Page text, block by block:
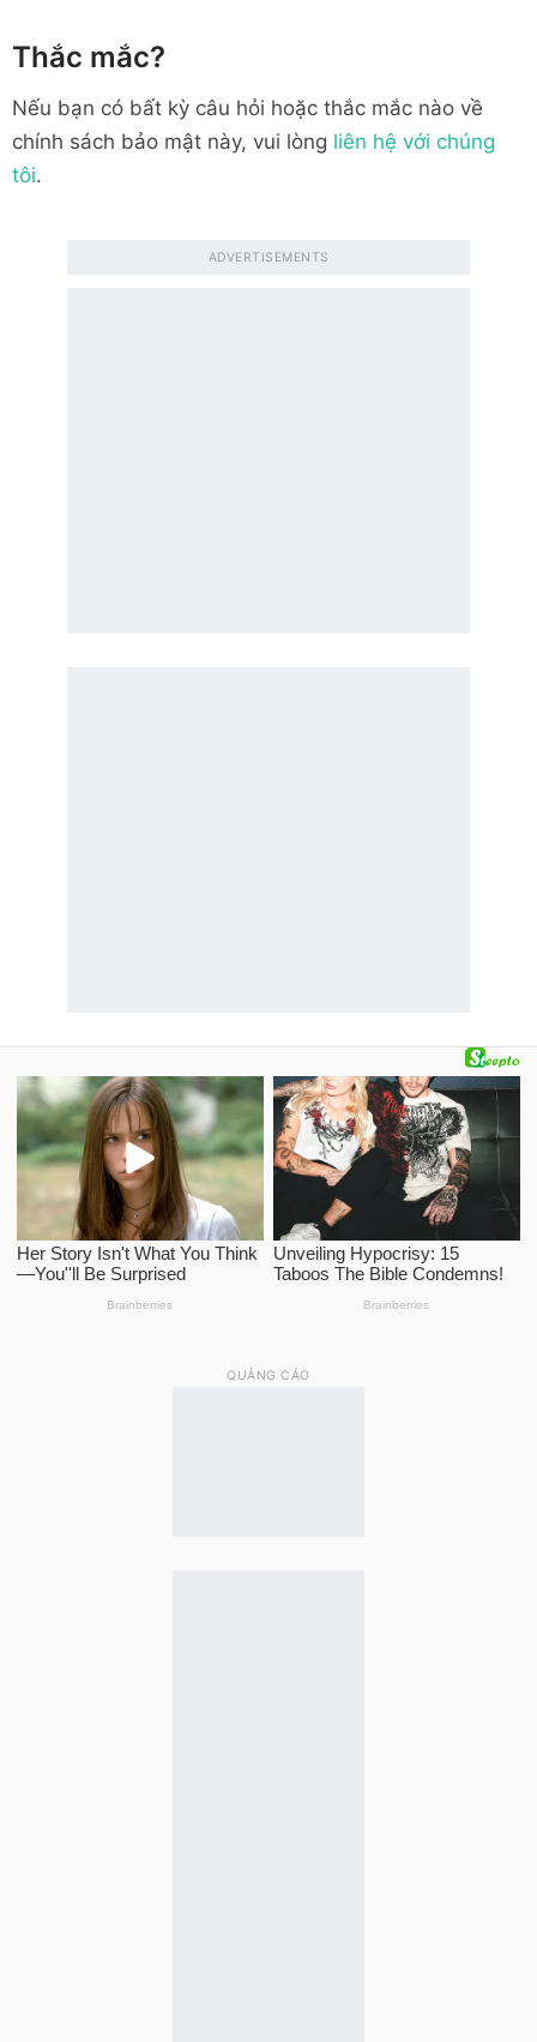
Thắc mắc?
Nếu bạn có bất kỳ câu hỏi hoặc thắc mắc nào về
chính sách bảo mật này, vui lòng liên hệ với chúng
tôi.
ADVERTISEMENTS
QUẢNG CÁO